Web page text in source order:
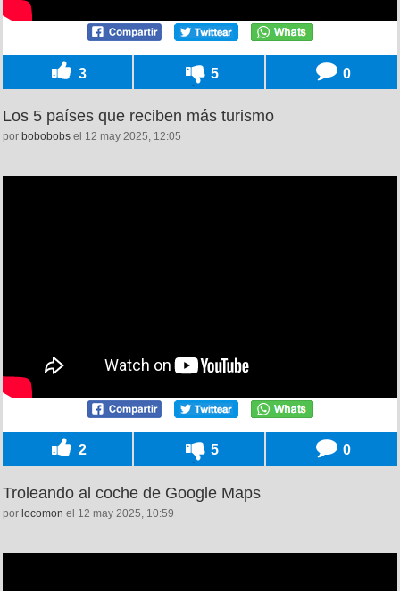
3 5 0
Los 5 países que reciben más turismo
por bobobobs el 12 may 2025, 12:05
2 5 0
Troleando al coche de Google Maps
por locomon el 12 may 2025, 10:59